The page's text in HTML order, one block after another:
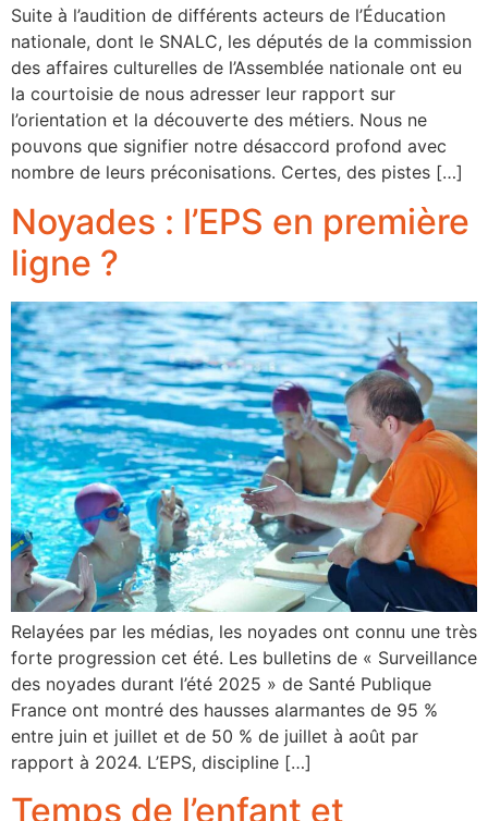
Suite à l’audition de différents acteurs de l’Éducation
nationale, dont le SNALC, les députés de la commission
des affaires culturelles de l’Assemblée nationale ont eu
la courtoisie de nous adresser leur rapport sur
l’orientation et la découverte des métiers. Nous ne
pouvons que signifier notre désaccord profond avec
nombre de leurs préconisations. Certes, des pistes […]
Noyades : l’EPS en première
ligne ?
Relayées par les médias, les noyades ont connu une très
forte progression cet été. Les bulletins de « Surveillance
des noyades durant l’été 2025 » de Santé Publique
France ont montré des hausses alarmantes de 95 %
entre juin et juillet et de 50 % de juillet à août par
rapport à 2024. L’EPS, discipline […]
Temps de l’enfant et